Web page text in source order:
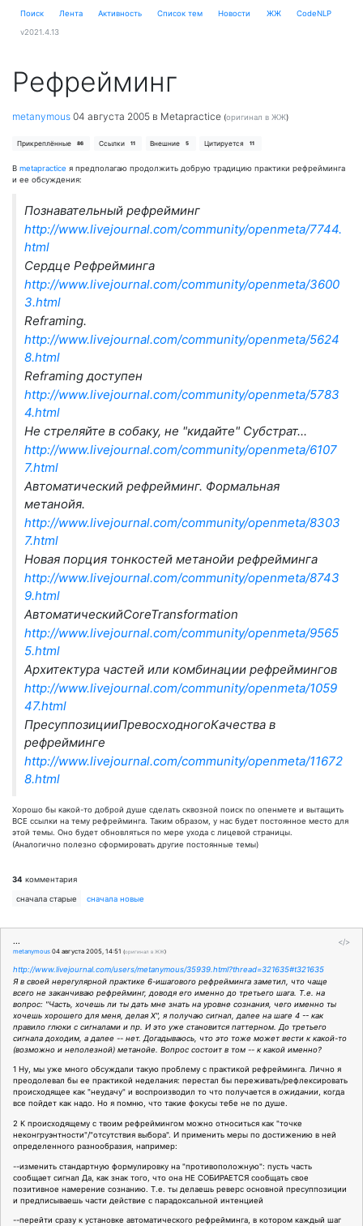
Поиск Лента Активность Cписок тем Новости ЖЖ CodeNLP
v2021.4.13
Рефрейминг
metanymous 04 августа 2005 в Metapractice (оригинал в ЖЖ)
Прикреплённые 86 Ссылки 11 Внешние 5 Цитируется 11
В metapractice я предполагаю продолжить добрую традицию практики рефрейминга
и ее обсуждения:
Познавательный рефрейминг
http://www.livejournal.com/community/openmeta/7744.
html
Сердце Рефрейминга
http://www.livejournal.com/community/openmeta/3600
3.html
Reframing.
http://www.livejournal.com/community/openmeta/5624
8.html
Reframing доступен
http://www.livejournal.com/community/openmeta/5783
4.html
Не стреляйте в собаку, не "кидайте" Субстрат...
http://www.livejournal.com/community/openmeta/6107
7.html
Автоматический рефрейминг. Формальная
метанойя.
http://www.livejournal.com/community/openmeta/8303
7.html
Новая порция тонкостей метанойи рефрейминга
http://www.livejournal.com/community/openmeta/8743
9.html
АвтоматическийCoreTransformation
http://www.livejournal.com/community/openmeta/9565
5.html
Архитектура частей или комбинации рефреймингов
http://www.livejournal.com/community/openmeta/1059
47.html
ПресуппозицииПревосходногоКачества в
рефрейминге
http://www.livejournal.com/community/openmeta/11672
8.html
Хорошо бы какой-то доброй душе сделать сквозной поиск по опенмете и вытащить
ВСЕ ссылки на тему рефрейминга. Таким образом, у нас будет постоянное место для
этой темы. Оно будет обновляться по мере ухода с лицевой страницы.
(Аналогично полезно сформировать другие постоянные темы)
34 комментария
сначала старые сначала новые
</>
...
metanymous 04 августа 2005, 14:51 (оригинал в ЖЖ)
http://www.livejournal.com/users/metanymous/35939.html?thread=321635#t321635
Я в своей нерегулярной практике 6-ишагового рефрейминга заметил, что чаще
всего не заканчиваю рефрейминг, доводя его именно до третьего шага. Т.е. на
вопрос: "Часть, хочешь ли ты дать мне знать на уровне сознания, чего именно ты
хочешь хорошего для меня, делая X", я получаю сигнал, далее на шаге 4 -- как
правило глюки с сигналами и пр. И это уже становится паттерном. До третьего
сигнала доходим, а далее -- нет. Догадываюсь, что это тоже может вести к какой-то
(возможно и неполезной) метанойе. Вопрос состоит в том -- к какой именно?
1 Ну, мы уже много обсуждали такую проблему с практикой рефрейминга. Лично я
преодолевал бы ее практикой неделания: перестал бы переживать/рефлексировать
происходящее как "неудачу" и воспроизводил то что получается в ожидании, когда
все пойдет как надо. Но я помню, что такие фокусы тебе не по душе.
2 К происходящему с твоим рефреймингом можно относиться как "точке
неконгруэнтности"/"отсутствия выбора". И применить меры по достижению в ней
определенного разнообразия, например:
--изменить стандартную формулировку на "противоположную": пусть часть
сообщает сигнал Да, как знак того, что она НЕ СОБИРАЕТСЯ сообщать свое
позитивное намерение сознанию. Т.е. ты делаешь реверс основной пресуппозиции
и предписываешь части действие с парадоксальной интенцией
--перейти сразу к установке автоматического рефрейминга, в котором каждый шаг